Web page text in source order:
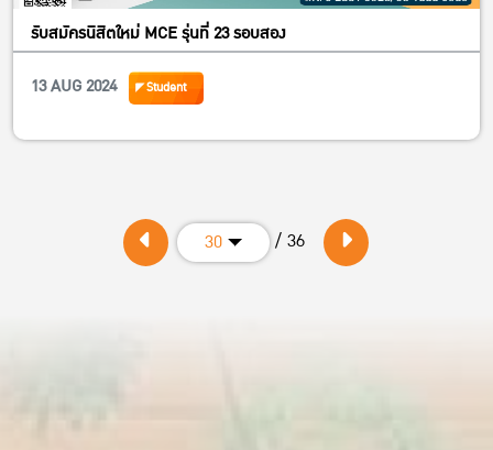
รับสมัครนิสิตใหม่ MCE รุ่นที่ 23 รอบสอง
13 AUG 2024
Student
30 / 36